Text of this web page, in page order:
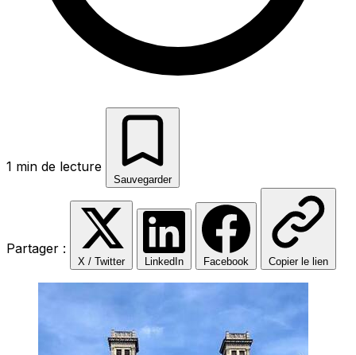
1 min de lecture
Sauvegarder
Partager :
X / Twitter LinkedIn Facebook Copier le lien